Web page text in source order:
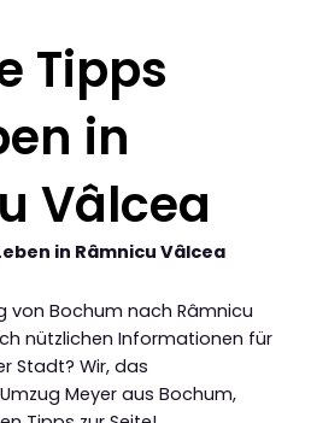
Tipps
in
Vâlcea
in Râmnicu Vâlcea
von Bochum nach Râmnicu
nützlichen Informationen für
Stadt? Wir, das
Meyer aus Bochum,